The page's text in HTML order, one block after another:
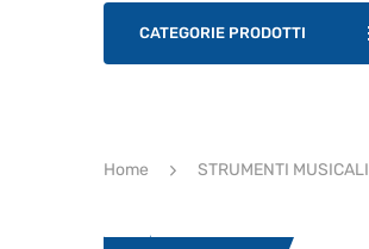
CATEGORIE PRODOTTI
Home STRUMENTI MUSICALI